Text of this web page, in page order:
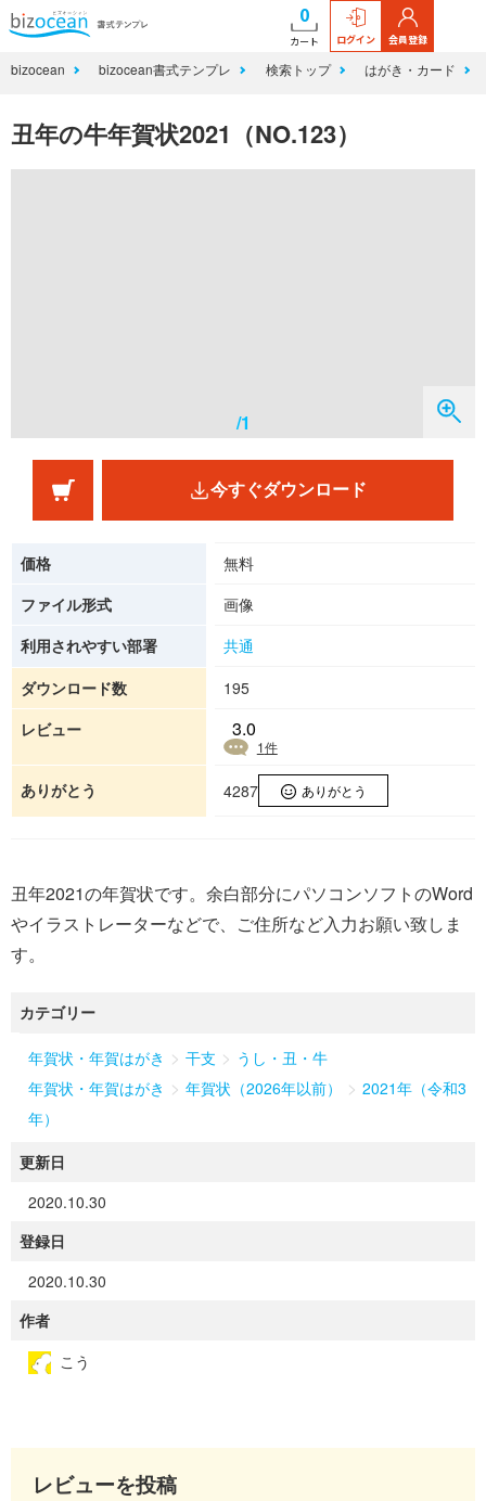
0
カート ログイン 会員登録
bizocean bizocean書式テンプレ 検索トップ はがき・カード
丑年の牛年賀状2021（NO.123）
/1
今すぐダウンロード
価格
無料
ファイル形式
画像
利用されやすい部署
共通
ダウンロード数
195
レビュー
3.0
1件
ありがとう 4287 ありがとう
丑年2021の年賀状です。余白部分にパソコンソフトのWord
やイラストレーターなどで、ご住所など入力お願い致しま
す。
カテゴリー
年賀状・年賀はがき > 干支 > うし・丑・牛
年賀状・年賀はがき > 年賀状（2026年以前） > 2021年（令和3
年）
更新日
2020.10.30
登録日
2020.10.30
作者
こう
レビューを投稿